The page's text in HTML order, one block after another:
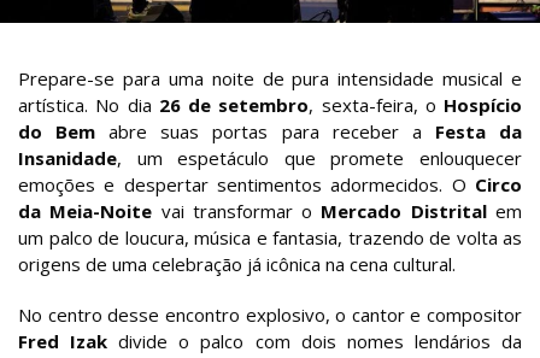
Prepare-se para uma noite de pura intensidade musical e
artística. No dia 26 de setembro, sexta-feira, o Hospício
do Bem abre suas portas para receber a Festa da
Insanidade, um espetáculo que promete enlouquecer
emoções e despertar sentimentos adormecidos. O Circo
da Meia-Noite vai transformar o Mercado Distritalem
um palco de loucura, música e fantasia, trazendo de volta as
origens de uma celebração já icônica na cena cultural.
No centro desse encontro explosivo, o cantor e compositor
Fred Izak divide o palco com dois nomes lendários da